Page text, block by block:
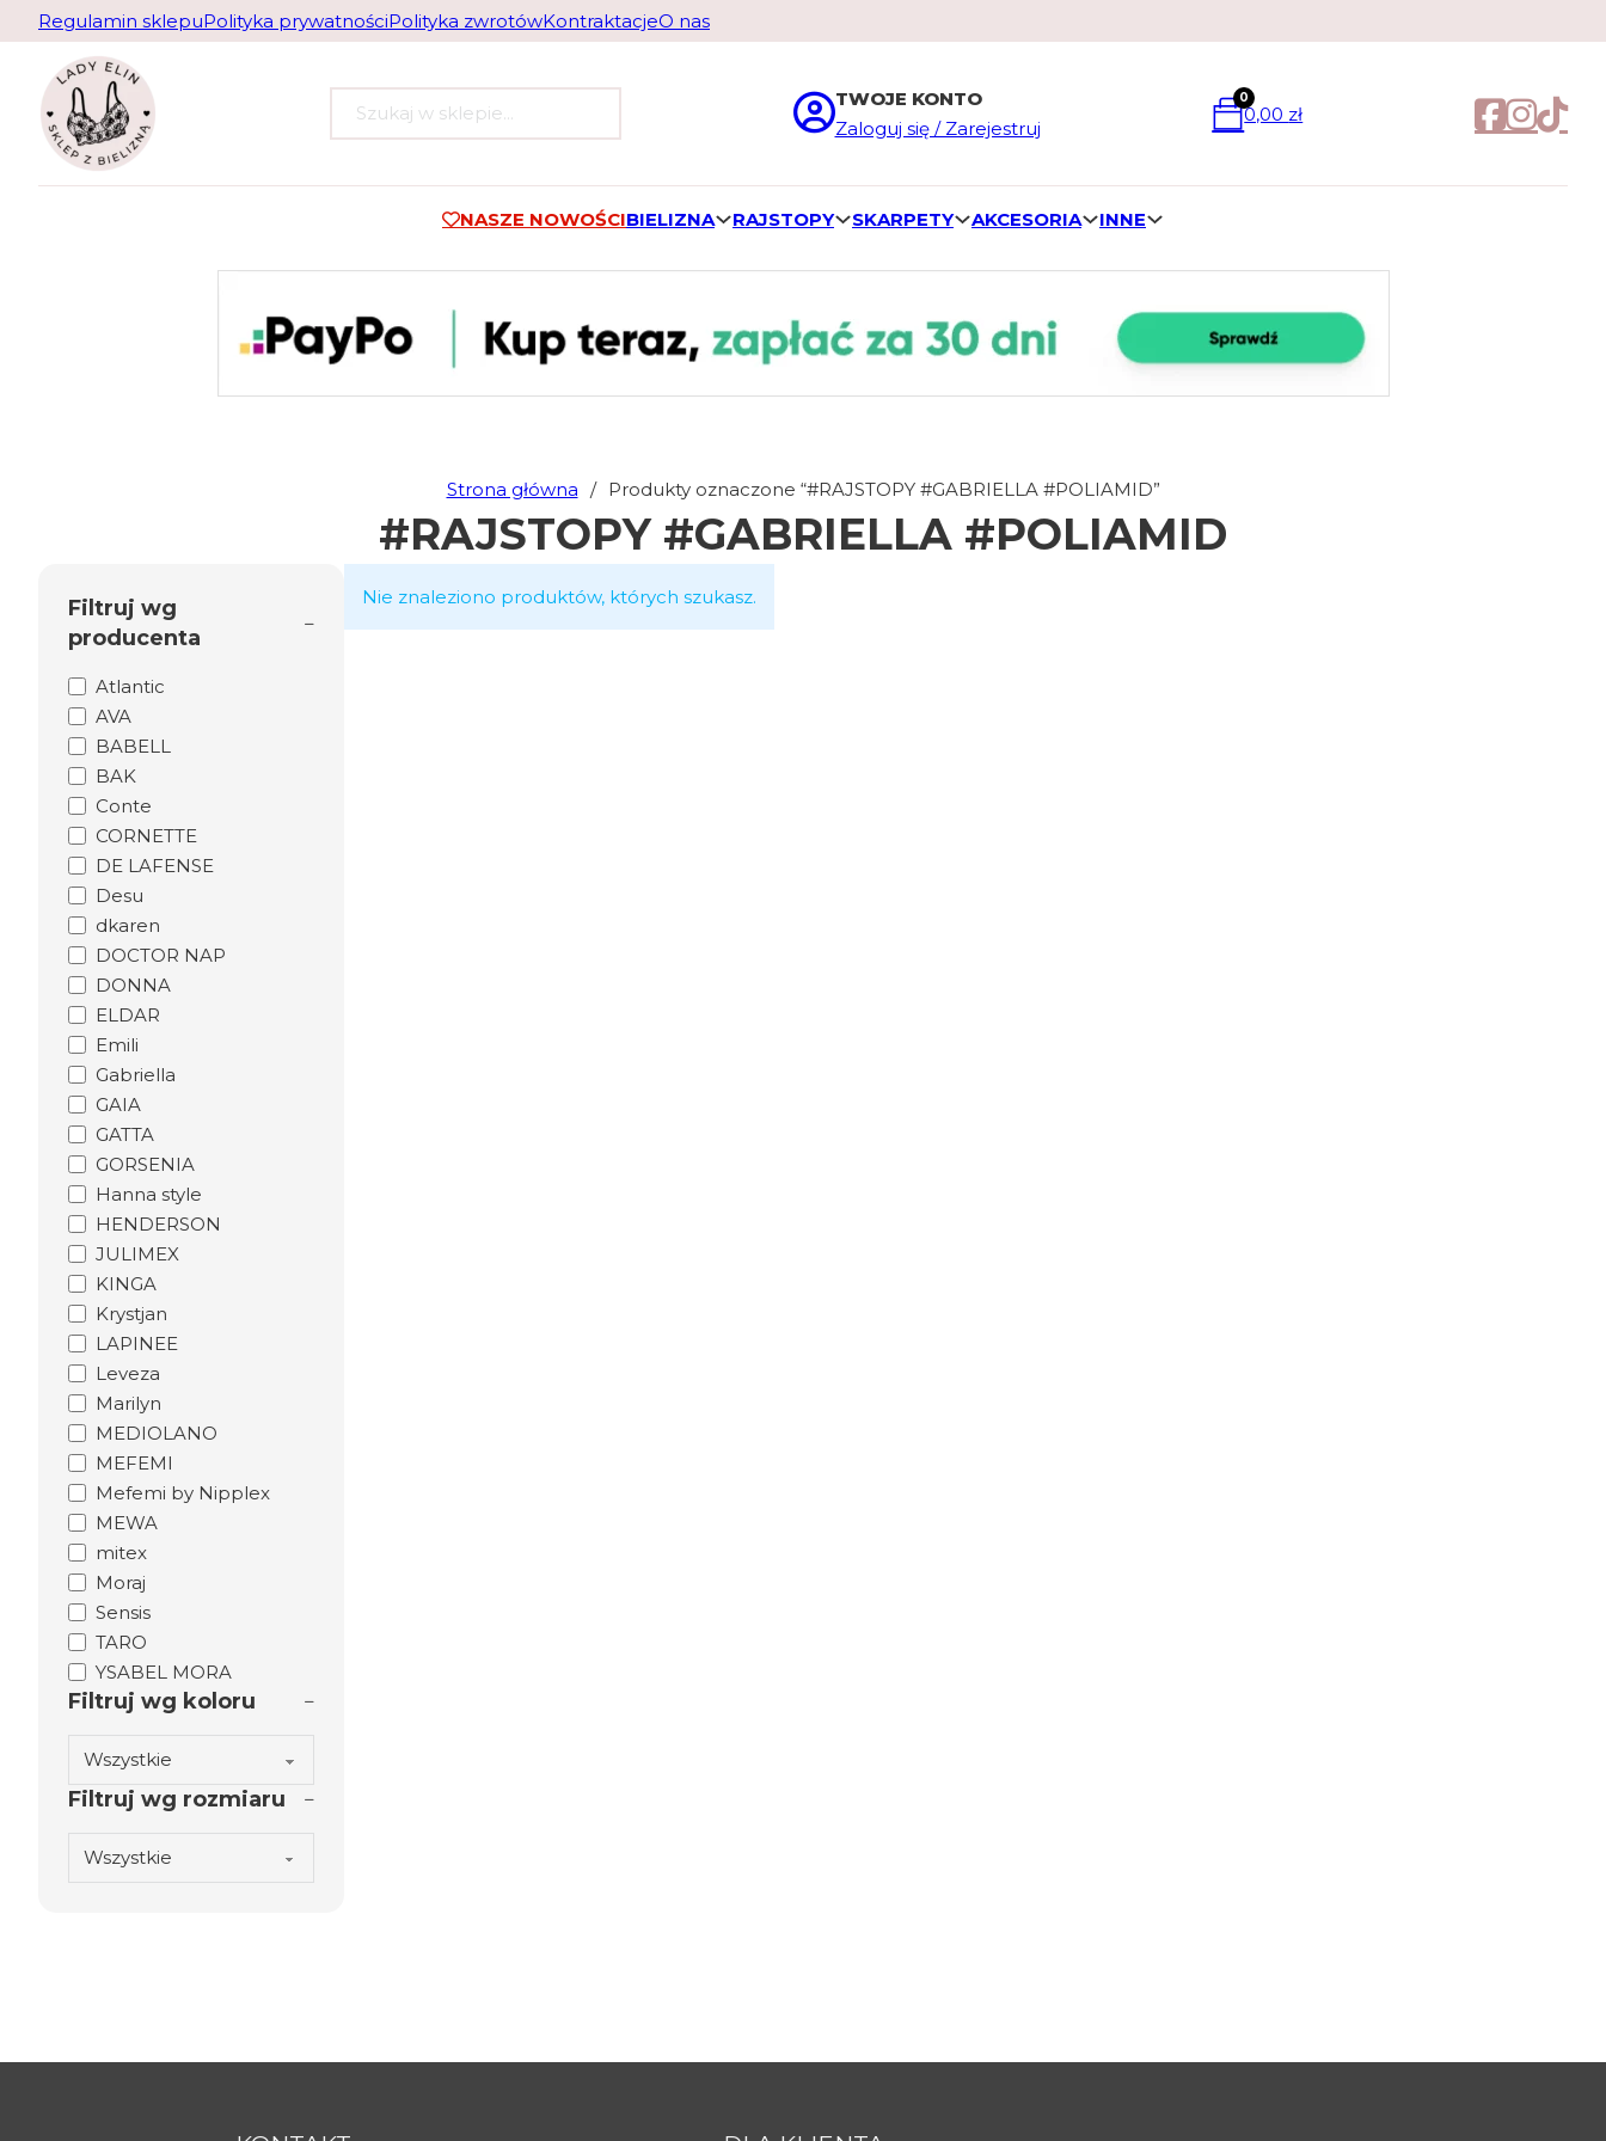
Regulamin sklepuPolityka prywatnościPolityka zwrotówKontraktacjeO nas
Szukaj
TWOJE KONTO
Zaloguj się / Zarejestruj
0
0,00 zł
NASZE NOWOŚCIBIELIZNA RAJSTOPY SKARPETY AKCESORIA INNE
Strona główna / Produkty oznaczone “#RAJSTOPY #GABRIELLA #POLIAMID”
#RAJSTOPY #GABRIELLA #POLIAMID
Filtruj wg
producenta
Atlantic
AVA
BABELL
BAK
Conte
CORNETTE
DE LAFENSE
Desu
dkaren
DOCTOR NAP
DONNA
ELDAR
Emili
Gabriella
GAIA
GATTA
GORSENIA
Hanna style
HENDERSON
JULIMEX
KINGA
Krystjan
LAPINEE
Leveza
Marilyn
MEDIOLANO
MEFEMI
Mefemi by Nipplex
MEWA
mitex
Moraj
Sensis
TARO
YSABEL MORA
Filtruj wg koloru
Filtruj wg rozmiaru
Nie znaleziono produktów, których szukasz.